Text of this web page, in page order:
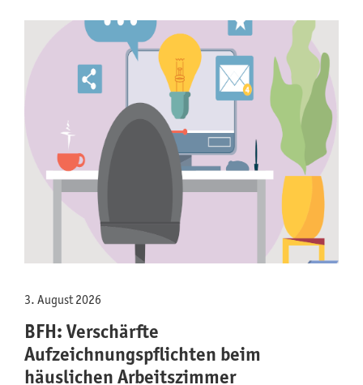
3. August 2026
BFH: Verschärfte
Aufzeichnungspflichten beim
häuslichen Arbeitszimmer